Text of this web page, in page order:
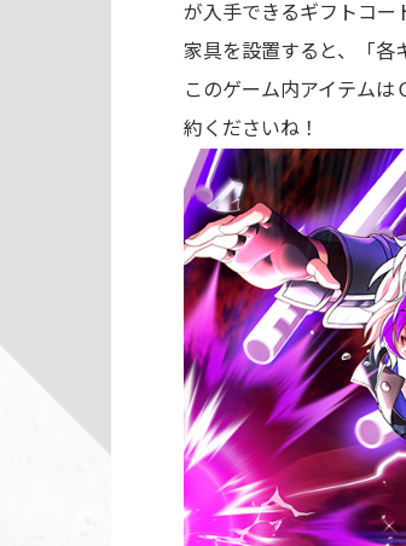
が入手できるギフトコー
家具を設置すると、「各
このゲーム内アイテム
約くださいね！